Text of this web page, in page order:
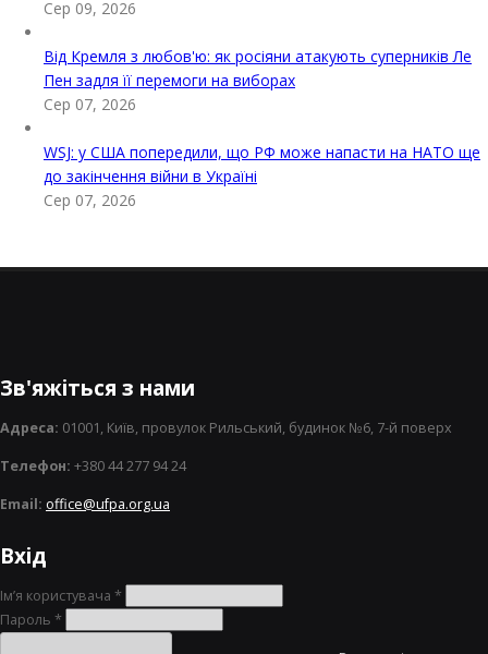
Сер 09, 2026
Від Кремля з любов'ю: як росіяни атакують суперників Ле
Пен задля її перемоги на виборах
Сер 07, 2026
WSJ: у США попередили, що РФ може напасти на НАТО ще
до закінчення війни в Україні
Сер 07, 2026
Зв'яжіться з нами
Адреса: 01001, Київ, провулок Рильський, будинок №6, 7-й поверх
Телефон: +380 44 277 94 24
Email: office@ufpa.org.ua
Вхід
Ім’я користувача *
Пароль *